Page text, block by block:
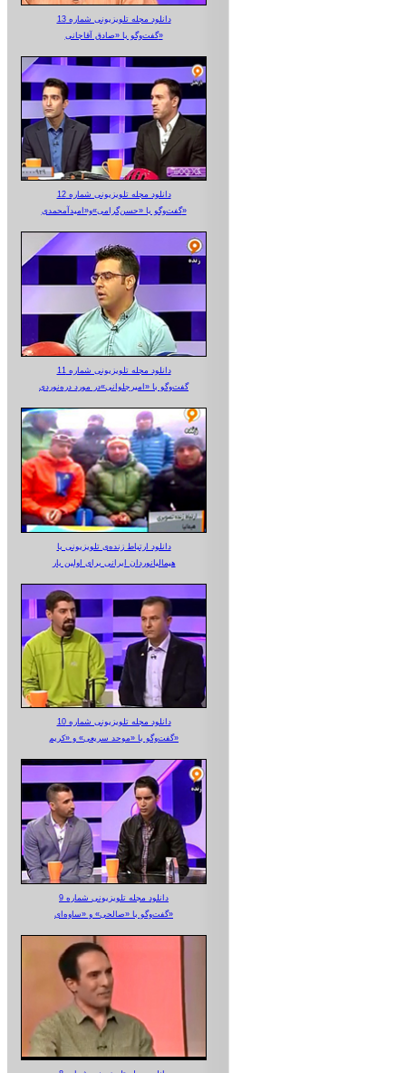
دانلود مجله تلویزیونی شماره 13
گفت‌وگو با «صادق آقاجانی»
دانلود مجله تلویزیونی شماره 12
گفت‌وگو با «حسن‌گرامی»و«امیدآمحمدی»
دانلود مجله تلویزیونی شماره 11
گفت‌وگو با «امیرجلوانی»در مورد دره‌نوردی
دانلود ارتباط زنده‌ی تلویزیونی‌ با
هیمالیانوردان ایرانی برای اولین بار
دانلود مجله تلویزیونی شماره 10
گفت‌وگو با «موحد سریعی» و «کریم»
دانلود مجله تلویزیونی شماره 9
گفت‌وگو با «صالحی» و «ساوه‌ای»